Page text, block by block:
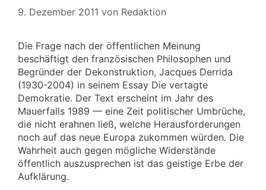
9. Dezember 2011 von Redaktion
Die Frage nach der öffentlichen Meinung
beschäftigt den französischen Philosophen und
Begründer der Dekonstruktion, Jacques Derrida
(1930-2004) in seinem Essay Die vertagte
Demokratie. Der Text erscheint im Jahr des
Mauerfalls 1989 — eine Zeit politischer Umbrüche,
die nicht erahnen ließ, welche Herausforderungen
noch auf das neue Europa zukommen würden. Die
Wahrheit auch gegen mögliche Widerstände
öffentlich auszusprechen ist das geistige Erbe der
Aufklärung.